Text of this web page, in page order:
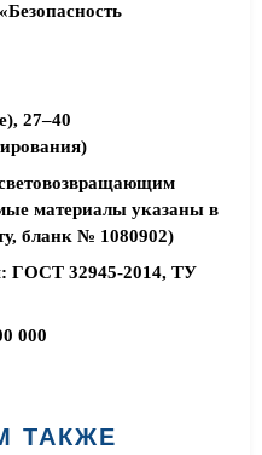
27–40
материалы указаны в
бланк № 1080902)
ГОСТ 32945-2014, ТУ
000
ТАКЖЕ